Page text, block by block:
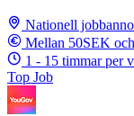
Nationell
Mellan 50SEK
1 - 15 timmar per
Top Job